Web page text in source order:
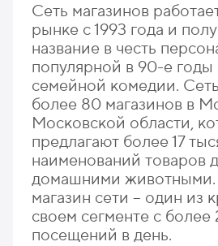
Сеть магазинов
рынке с 1993 года и
название в честь
популярной в 90-е
семейной комедии.
более 80 магазинов в
Московской области,
предлагают более 17
наименований товаров
домашними животными.
магазин сети – один из
своем сегменте с более
посещений в день.